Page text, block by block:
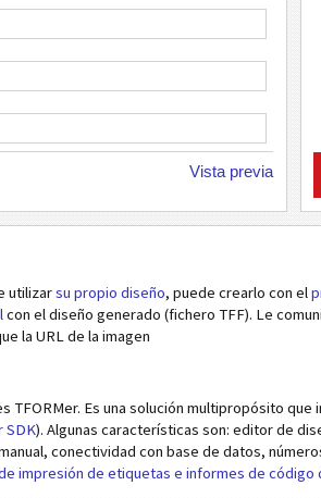
Vista previa
utilizarsu propio diseño, puede crearlo con el
con el diseño generado (fichero TFF). Le
la URL de la imagen
Es una solución multipropósito que
SDK). Algunas características son: editor de
conectividad con base de datos,
impresión de etiquetas e informes de código